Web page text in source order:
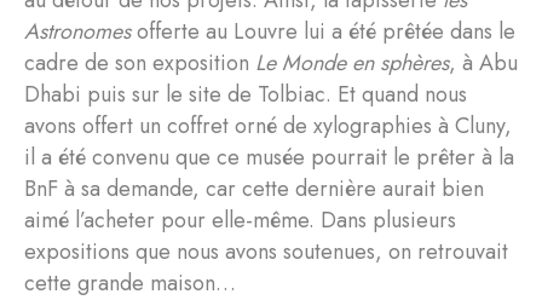
Astronomesofferte au Louvre lui a été prêtée dans le
cadre de son exposition Le Monde en sphères, à Abu
Dhabi puis sur le site de Tolbiac. Et quand nous
avons offert un coffret orné de xylographies à Cluny,
il a été convenu que ce musée pourrait le prêter à la
BnF à sa demande, car cette dernière aurait bien
aimé l’acheter pour elle-même. Dans plusieurs
expositions que nous avons soutenues, on retrouvait
cette grande maison…